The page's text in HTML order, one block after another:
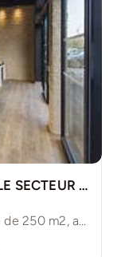
BOULANGERIE Á VENDRE SUR LE SECTEUR DE BORDEAUX DÉPART EN RETRAITE.
Boulangerie á vendre d’une surface de 250 m2, avec un [...]